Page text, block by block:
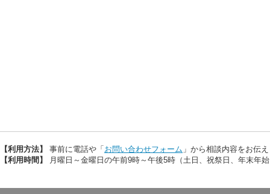
【利用方法】 事前に電話や「 お問い合わせフォーム 」から相談内容をお伝
【利用時間】
月曜日～金曜日の午前9時～午後5時（土日、祝祭日、年末年